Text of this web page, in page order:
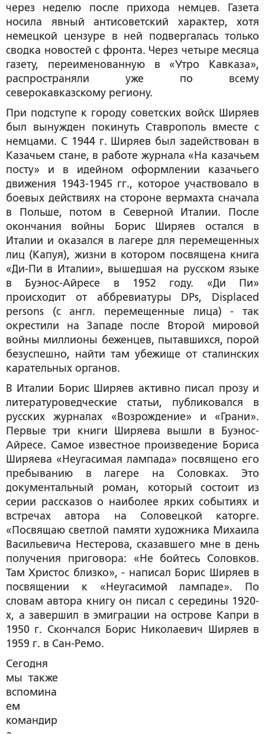
через неделю после прихода немцев. Газета
носила явный антисоветский характер, хотя
немецкой цензуре в ней подвергалась только
сводка новостей с фронта. Через четыре месяца
газету, переименованную в «Утро Кавказа»,
распространяли уже по всему
северокавказскому региону.
При подступе к городу советских войск Ширяев
был вынужден покинуть Ставрополь вместе с
немцами. С 1944 г. Ширяев был задействован в
Казачьем стане, в работе журнала «На казачьем
посту» и в идейном оформлении казачьего
движения 1943-1945 гг., которое участвовало в
боевых действиях на стороне вермахта сначала
в Польше, потом в Северной Италии. После
окончания войны Борис Ширяев остался в
Италии и оказался в лагере для перемещенных
лиц (Капуя), жизни в котором посвящена книга
«Ди-Пи в Италии», вышедшая на русском языке
в Буэнос-Айресе в 1952 году. «Ди Пи»
происходит от аббревиатуры DPs, Displaced
persons (с англ. перемещенные лица) - так
окрестили на Западе после Второй мировой
войны миллионы беженцев, пытавшихся, порой
безуспешно, найти там убежище от сталинских
карательных органов.
В Италии Борис Ширяев активно писал прозу и
литературоведческие статьи, публиковался в
русских журналах «Возрождение» и «Грани».
Первые три книги Ширяева вышли в Буэнос-
Айресе. Самое известное произведение Бориса
Ширяева «Неугасимая лампада» посвящено его
пребыванию в лагере на Соловках. Это
документальный роман, который состоит из
серии рассказов о наиболее ярких событиях и
встречах автора на Соловецкой каторге.
«Посвящаю светлой памяти художника Михаила
Васильевича Нестерова, сказавшего мне в день
получения приговора: «Не бойтесь Соловков.
Там Христос близко», - написал Борис Ширяев в
посвящении к «Неугасимой лампаде». По
словам автора книгу он писал с середины 1920-
х, а завершил в эмиграции на острове Капри в
1950 г. Скончался Борис Николаевич Ширяев в
1959 г. в Сан-Ремо.
Сегодня
мы также
вспомина
ем
командир